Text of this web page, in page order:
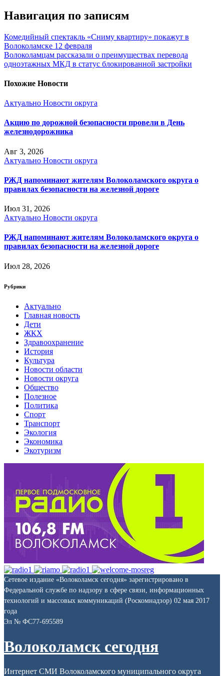
Навигация по записям
Комедийный спектакль «Сниму квартиру» покажут в
Волоколамске 12 февраля
Волоколамцам рассказали о преимуществах перевода
одноэтажных МКД в статус блокированной застройки
Похожие Новости
Актуально Новости округа
Акцию по дорожной безопасности провели в День
железнодорожника
Авг 3, 2026
Актуально Новости округа
РЖД напоминают жителям Волоколамского округа о
правилах безопасности на железной дороге
Июл 31, 2026
Актуально Новости округа
РЖД напоминают жителям Волоколамского округа о
правилах безопасности на железной дороге
Июл 28, 2026
Рубрики
Актуально
Главная новость
Дети
ЖКХ
Здравоохранение
История
Культура
Новости области
Новости округа
Общество
Полезное
Политика
Спорт
Транспорт
Экология
Экономика
Экотуризм
Сетевое издание «Волоколамск сегодня» зарегистрировано в
Федеральной службе по надзору в сфере связи, информационных
технологий и массовых коммуникаций (Роскомнадзор) 02 мая 2017
года
Эл № ФС77-695589
Волоколамск сегодня
Интернет СМИ Волоколамского муниципального округа